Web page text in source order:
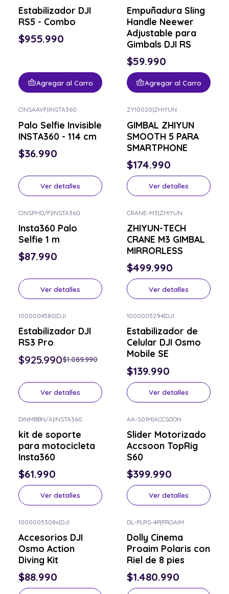
Estabilizador DJI
RS5 - Combo
$955.990
Agregar al Carro
Empuñadura Sling
Handle Neewer
Adjustable para
Gimbals DJI RS
$59.990
Agregar al Carro
CINSAAVF|INSTA360
Palo Selfie Invisible
INSTA360 - 114 cm
$36.990
Ver detalles
ZY10020|ZHIYUN
GIMBAL ZHIYUN
SMOOTH 5 PARA
SMARTPHONE
$174.990
Ver detalles
CINSPHD/F|INSTA360
Insta360 Palo
Selfie 1 m
$87.990
Ver detalles
CRANE-M3|ZHIYUN
ZHIYUN-TECH
CRANE M3 GIMBAL
MIRRORLESS
$499.990
Ver detalles
Consulta por el tuyo
1000004580|DJI
Estabilizador DJI
RS3 Pro
$925.990$1.089.990
Ver detalles
1000005294|DJI
Estabilizador de
Celular DJI Osmo
Mobile SE
$139.990
Ver detalles
DINMBBN/A|INSTA360
kit de soporte
para motocicleta
Insta360
$61.990
Ver detalles
AA-S01M|ACCSOON
Slider Motorizado
Accsoon TopRig
S60
$399.990
Ver detalles
1000005308x|DJI
Accesorios DJI
Osmo Action
Diving Kit
$88.990
DL-PLRS-4P|PROAIM
Dolly Cinema
Proaim Polaris con
Riel de 8 pies
$1.480.990